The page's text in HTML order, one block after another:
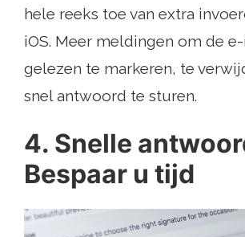
hele reeks toe van extra
iOS. Meer meldingen om de
gelezen te markeren, te
snel antwoord te sturen.
4. Snelle
Bespaar u tijd